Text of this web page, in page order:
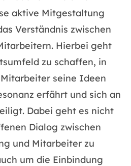
aktive Mitgestaltung
Verständnis zwischen
Hierbei geht
zu schaffen, in
seine Ideen
erfährt und sich an
Dabei geht es nicht
Dialog zwischen
und Mitarbeiter zu
um die Einbindung